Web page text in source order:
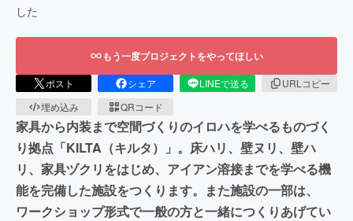
した
もう一度プロジェクトをやってほしい
ポスト シェア LINEで送る
URLコピー
埋め込み
QRコード
家具から内装まで空間づくりのイロハを学べるものづく
り拠点「KILTA（キルタ）」。床ハリ、壁ヌリ、壁ハ
リ、家具ヅクリをはじめ、アイアン溶接までを学べる機
能を完備した施設をつくります。また施設の一部は、
ワークショップ形式で一般の方と一緒につくりあげてい